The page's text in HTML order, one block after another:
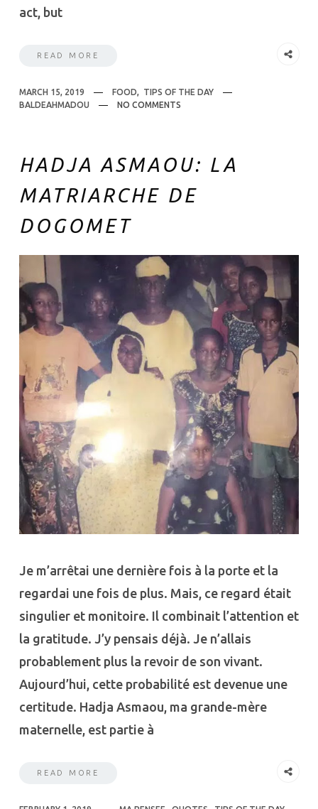
act, but
READ MORE
MARCH 15, 2019 FOOD, TIPS OF THE DAY
BALDEAHMADOU
NO COMMENTS
HADJA ASMAOU: LA
MATRIARCHE DE
DOGOMET
Je m’arrêtai une dernière fois à la porte et la
regardai une fois de plus. Mais, ce regard était
singulier et monitoire. Il combinait l’attention et
la gratitude. J’y pensais déjà. Je n’allais
probablement plus la revoir de son vivant.
Aujourd’hui, cette probabilité est devenue une
certitude. Hadja Asmaou, ma grande-mère
maternelle, est partie à
READ MORE